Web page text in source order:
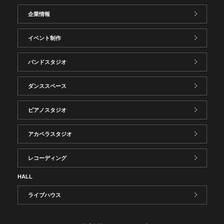
企業情報
イベント制作
バンドスタジオ
ダンススペース
ピアノスタジオ
アカペラスタジオ
レコーディング
HALL
ライブハウス